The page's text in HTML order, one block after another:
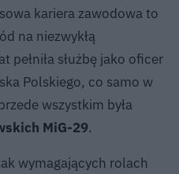
kariera zawodowa to
na niezwykłą
pełniła służbę jako oficer
Polskiego, co samo w
wszystkim była
MiG-29.
wymagających rolach